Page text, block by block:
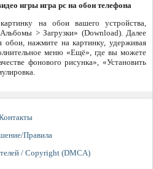
игры игра pc на обои телефона
на обои вашего устройства,
> Загрузки» (Download). Далее
обои, нажмите на картинку, удерживая
меню «Ещё», где вы можете
фонового рисунка», «Установить
Правила
/ Copyright (DMCA)